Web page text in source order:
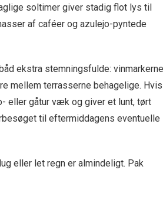
soltimer giver stadig flot lys til
af caféer og azulejo-pyntede
ekstra stemningsfulde: vinmarkerne
mellem terrasserne behagelige. Hvis
eller gåtur væk og giver et lunt, tørt
til eftermiddagens eventuelle
eller let regn er almindeligt. Pak